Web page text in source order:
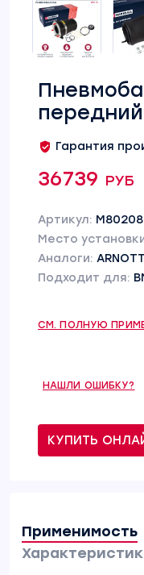
передний
Гарантия
36739 руб
Артикул:
Место
Аналоги:
Подходит для:
СМ. ПОЛНУЮ
НАШЛИ ОШИБКУ?
КУПИТЬ
Применимость